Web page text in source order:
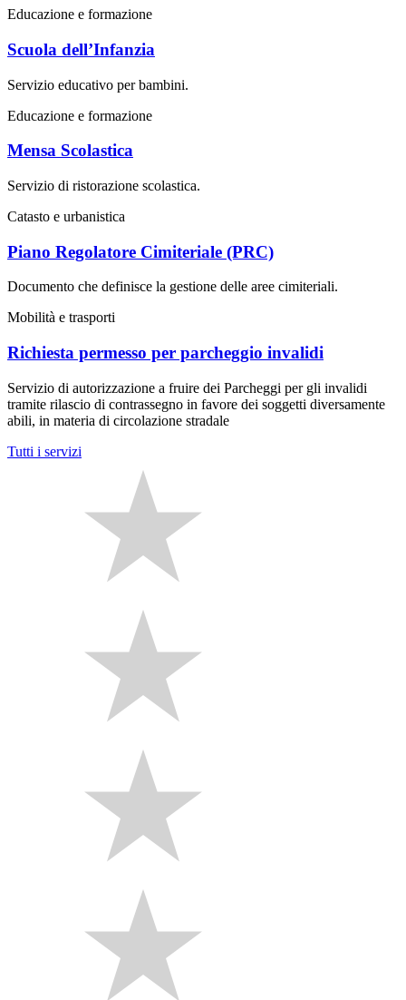
Educazione e formazione
Scuola dell’Infanzia
Servizio educativo per bambini.
Educazione e formazione
Mensa Scolastica
Servizio di ristorazione scolastica.
Catasto e urbanistica
Piano Regolatore Cimiteriale (PRC)
Documento che definisce la gestione delle aree cimiteriali.
Mobilità e trasporti
Richiesta permesso per parcheggio invalidi
Servizio di autorizzazione a fruire dei Parcheggi per gli invalidi
tramite rilascio di contrassegno in favore dei soggetti diversamente
abili, in materia di circolazione stradale
Tutti i servizi